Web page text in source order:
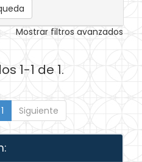
Mostrar filtros avanzados
1-1 de 1.
1 Siguiente